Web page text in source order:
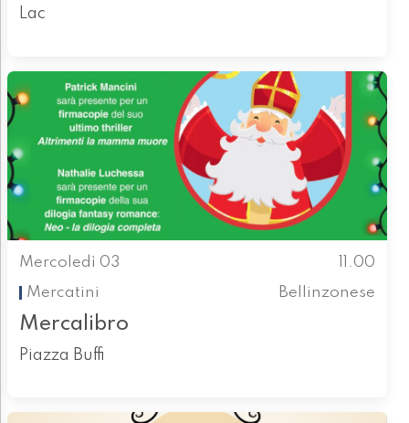
Lac
Mercoledì 03
11.00
Mercatini
Bellinzonese
Mercalibro
Piazza Buffi